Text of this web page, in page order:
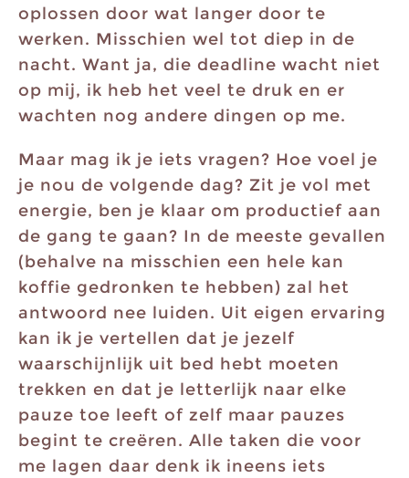
oplossen door wat langer door te
werken. Misschien wel tot diep in de
nacht. Want ja, die deadline wacht niet
op mij, ik heb het veel te druk en er
wachten nog andere dingen op me.
Maar mag ik je iets vragen? Hoe voel je
je nou de volgende dag? Zit je vol met
energie, ben je klaar om productief aan
de gang te gaan? In de meeste gevallen
(behalve na misschien een hele kan
koffie gedronken te hebben) zal het
antwoord nee luiden. Uit eigen ervaring
kan ik je vertellen dat je jezelf
waarschijnlijk uit bed hebt moeten
trekken en dat je letterlijk naar elke
pauze toe leeft of zelf maar pauzes
begint te creëren. Alle taken die voor
me lagen daar denk ik ineens iets